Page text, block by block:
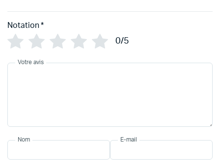
Notation *
0/5
Votre avis
Nom E-mail